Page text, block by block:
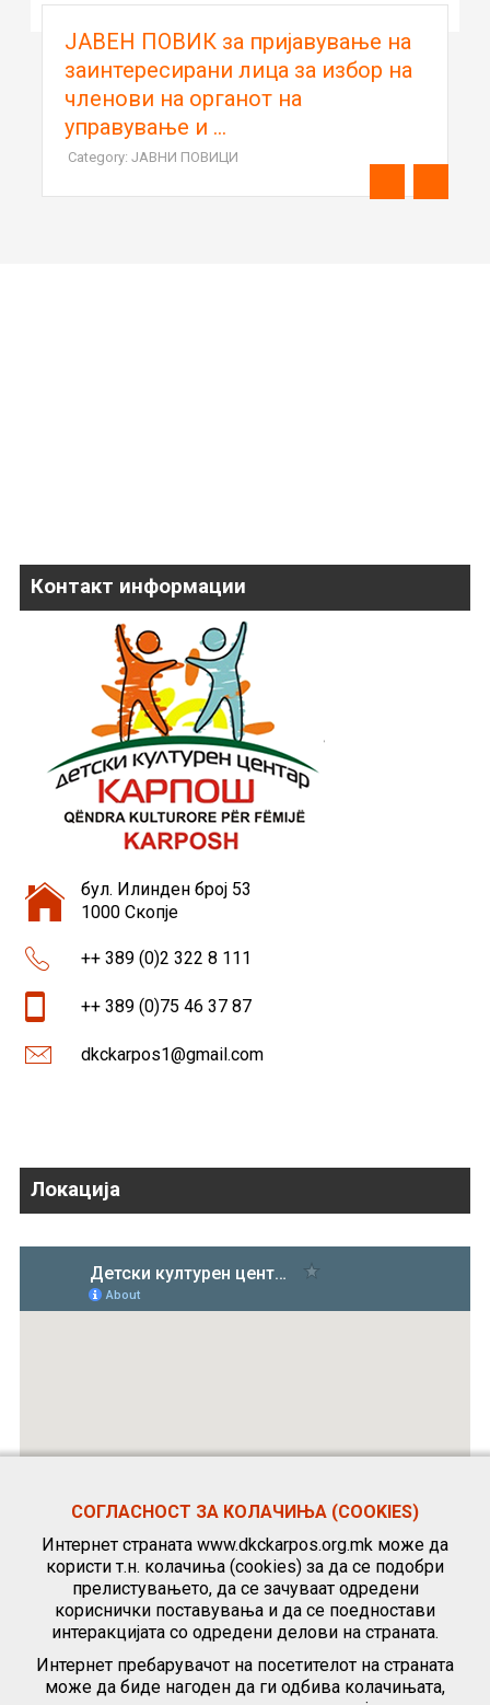
ЈАВЕН ПОВИК за пријавување на
заинтересирани лица за избор на
членови на органот на
управување и ...
Category: ЈАВНИ ПОВИЦИ
Контакт информации
бул. Илинден број 53
1000 Скопје
++ 389 (0)2 322 8 111
++ 389 (0)75 46 37 87
dkckarpos1@gmail.com
Локација
СОГЛАСНОСТ ЗА КОЛАЧИЊА (COOKIES)
Интернет страната www.dkckarpos.org.mk може да
користи т.н. колачиња (cookies) за да се подобри
прелистувањето, да се зачуваат одредени
кориснички поставувања и да се поедностави
интеракцијата со одредени делови на страната.
Интернет пребарувачот на посетителот на страната
може да биде нагоден да ги одбива колачињата,